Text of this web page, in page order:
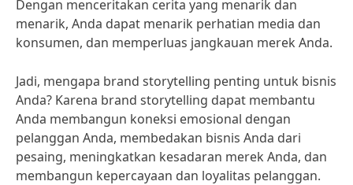
Dengan menceritakan cerita yang menarik dan
menarik, Anda dapat menarik perhatian media dan
konsumen, dan memperluas jangkauan merek Anda.
Jadi, mengapa brand storytelling penting untuk bisnis
Anda? Karena brand storytelling dapat membantu
Anda membangun koneksi emosional dengan
pelanggan Anda, membedakan bisnis Anda dari
pesaing, meningkatkan kesadaran merek Anda, dan
membangun kepercayaan dan loyalitas pelanggan.